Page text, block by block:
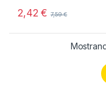
f2,42€ 7,59€